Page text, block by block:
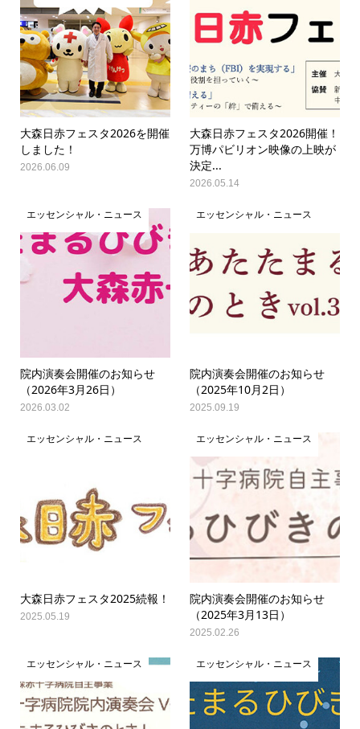
大森日赤フェスタ2026を開催
しました！
2026.06.09
大森日赤フェスタ2026開催！
万博パビリオン映像の上映が
決定...
2026.05.14
エッセンシャル・ニュース
院内演奏会開催のお知らせ
（2026年3月26日）
2026.03.02
エッセンシャル・ニュース
院内演奏会開催のお知らせ
（2025年10月2日）
2025.09.19
エッセンシャル・ニュース
大森日赤フェスタ2025続報！
2025.05.19
エッセンシャル・ニュース
院内演奏会開催のお知らせ
（2025年3月13日）
2025.02.26
エッセンシャル・ニュース エッセンシャル・ニュース